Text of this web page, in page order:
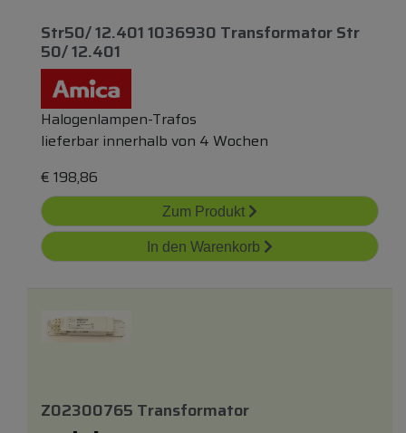
Str50/ 12.401 1036930 Transformator Str
50/ 12.401
Halogenlampen-Trafos
lieferbar innerhalb von 4 Wochen
€ 198,86
Zum Produkt
In den Warenkorb
Z02300765 Transformator